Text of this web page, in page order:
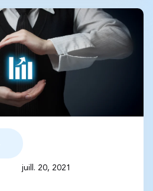
juill. 20, 2021